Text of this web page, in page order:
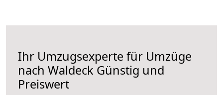
Ihr Umzugsexperte für Umzüge
nach Waldeck Günstig und
Preiswert